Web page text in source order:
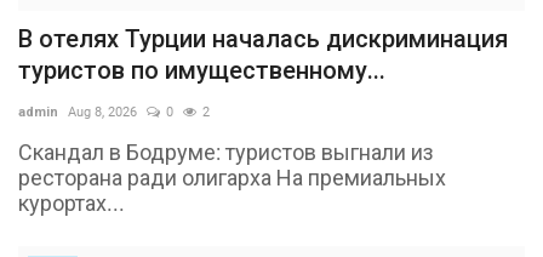
В отелях Турции началась дискриминация
туристов по имущественному...
admin Aug 8, 2026 0 2
Скандал в Бодруме: туристов выгнали из
ресторана ради олигарха На премиальных
курортах...